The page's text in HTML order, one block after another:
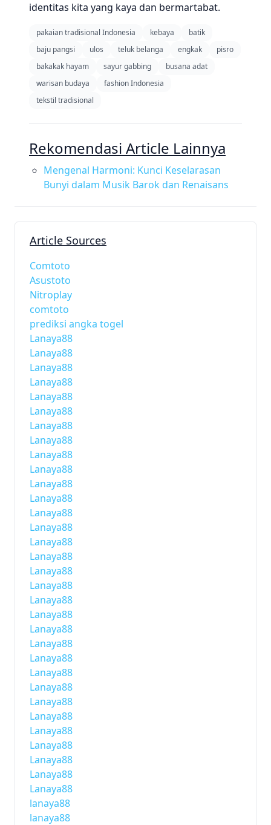
identitas kita yang kaya dan bermartabat.
pakaian tradisional Indonesia kebaya
batik
baju pangsi
ulos teluk belanga engkak
pisro
bakakak hayam
sayur gabbing
busana adat
warisan budaya
fashion Indonesia
tekstil tradisional
Rekomendasi Article Lainnya
Mengenal Harmoni: Kunci Keselarasan
Bunyi dalam Musik Barok dan Renaisans
Article Sources
Comtoto
Asustoto
Nitroplay
comtoto
prediksi angka togel
Lanaya88
Lanaya88
Lanaya88
Lanaya88
Lanaya88
Lanaya88
Lanaya88
Lanaya88
Lanaya88
Lanaya88
Lanaya88
Lanaya88
Lanaya88
Lanaya88
Lanaya88
Lanaya88
Lanaya88
Lanaya88
Lanaya88
Lanaya88
Lanaya88
Lanaya88
Lanaya88
Lanaya88
Lanaya88
Lanaya88
Lanaya88
Lanaya88
Lanaya88
Lanaya88
Lanaya88
Lanaya88
lanaya88
lanaya88